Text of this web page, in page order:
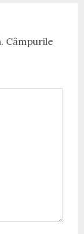
Câmpurile